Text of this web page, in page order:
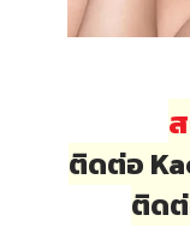
ติดต่อ
ติด